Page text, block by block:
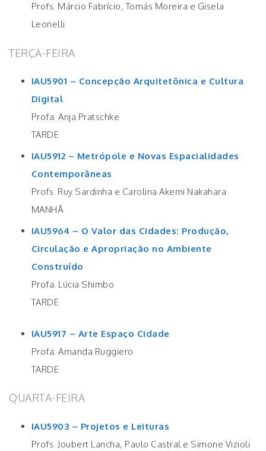
Profs. Márcio Fabrício, Tomás Moreira e Gisela
Leonelli
TERÇA-FEIRA
IAU5901 – Concepção Arquitetônica e Cultura
Digital
Profa. Anja Pratschke
TARDE
IAU5912 – Metrópole e Novas Espacialidades
Contemporâneas
Profs. Ruy Sardinha e Carolina Akemi Nakahara
MANHÃ
IAU5964 – O Valor das Cidades: Produção,
Circulação e Apropriação no Ambiente
Construído
Profa. Lúcia Shimbo
TARDE
IAU5917 – Arte Espaço Cidade
Profa. Amanda Ruggiero
TARDE
QUARTA-FEIRA
IAU5903 – Projetos e Leituras
Profs. Joubert Lancha, Paulo Castral e Simone Vizioli